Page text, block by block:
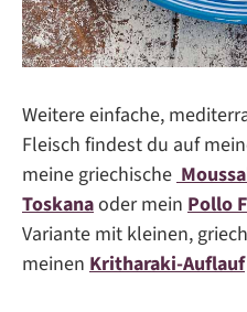
Weitere einfache,
Fleisch findest du auf
meine griechische
Toskanaoder mein Pollo
Variante mit kleinen,
meinen Kritharaki-Auflauf